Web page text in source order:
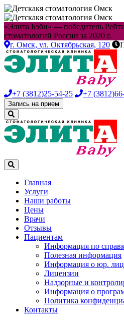
«Элита Бэби» — победитель
стоматологий России за 2020 г.
г. Омск, ул. Октябрьская, 120
+7 (3812)25-54-25 +7 (3812)
Запись на прием
Главная
Услуги
Наши работы
Цены
Врачи
Отзывы
Пациентам
Информация по
Полезная информация
Информация о юр.
Лицензии
Надзорные и
Информация о
Политика
Контакты